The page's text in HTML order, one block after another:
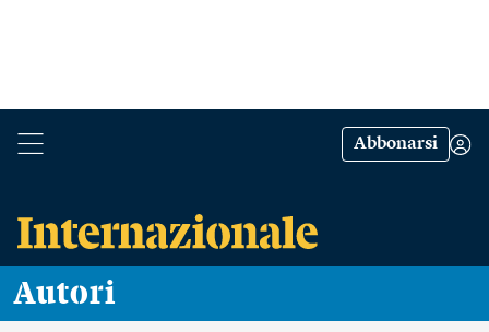
Abbonarsi
Autori